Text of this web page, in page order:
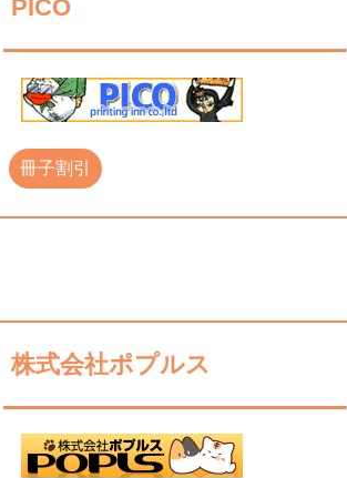
PICO
冊子割引
株式会社ポプルス